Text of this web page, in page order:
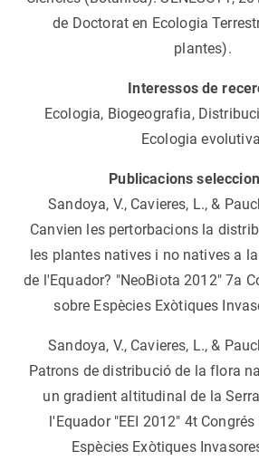
de Doctorat en Ecologia
plantes).
Interessos de
Ecologia, Biogeografia,
Ecologia
Publicacions
Sandoya, V., Cavieres, L., &
Canvien les pertorbacions la
les plantes natives i no natives a
de l'Equador? "NeoBiota 2012" 7a
sobre Espècies Exòtiques
Sandoya, V., Cavieres, L., &
Patrons de distribució de la flora
un gradient altitudinal de la
l'Equador "EEI 2012" 4t
Espècies Exòtiques